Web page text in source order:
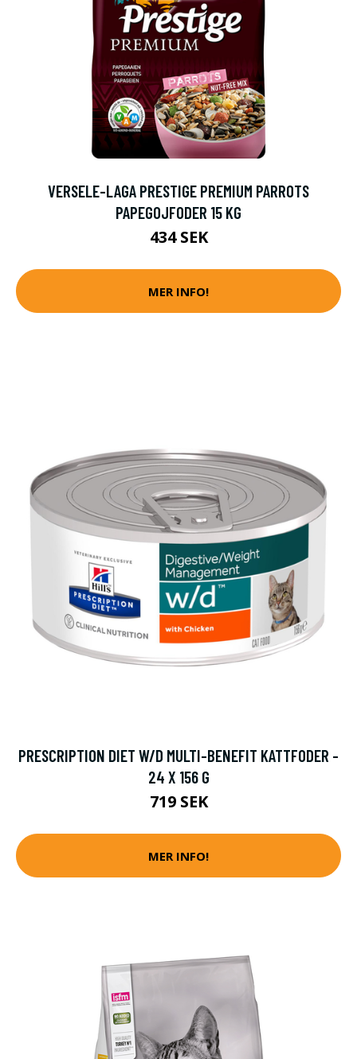
VERSELE-LAGA PRESTIGE PREMIUM PARROTS
PAPEGOJFODER 15 KG
434 SEK
MER INFO!
PRESCRIPTION DIET W/D MULTI-BENEFIT KATTFODER -
24 X 156 G
719 SEK
MER INFO!